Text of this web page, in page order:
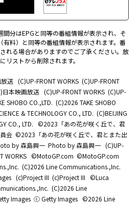
間分はEPGと同等の番組情報が表示され、そ
有料）と同等の番組情報が表示されます。番
れる場合がありますのでご了承ください。放
リストから削除されます。
送 (C)UP-FRONT WORKS (C)UP-FRONT
日本映画放送 (C)UP-FRONT WORKS (C)UP-
SHOBO CO.,LTD. (C)2026 TAKE SHOBO
& TECHNOLOGY CO., LTD. (C)BEIJING
CO., LTD. ©2023「あの花が咲く丘で、君
会 ©2023「あの花が咲く丘で、君とまた出
by 森島興一 Photo by 森島興一 (C)UP-
WORKS ©MotoGP.com ©MotoGP.com
(C)2026 Line Communications.,Inc.
(c)Project III (c)Project III ©Luca
(C)2026 Line
Images ⓒ Getty Images ©2026 Line